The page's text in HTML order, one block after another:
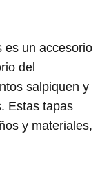
es un accesorio
del
salpiquen y
Estas tapas
y materiales,